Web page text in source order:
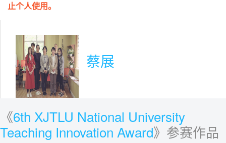
止个人使用。
蔡展
《6th XJTLU National University
Teaching Innovation Award》参赛作品